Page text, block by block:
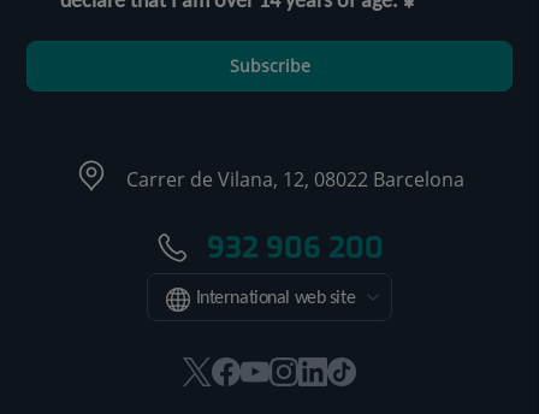
Subscribe
Carrer de Vilana, 12, 08022 Barcelona
932 906 200
International web site
ThisThisThisThisThisLink